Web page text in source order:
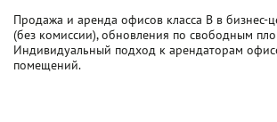
Продажа и аренда офисов класса B в бизнес-
(без комиссии), обновления по свободным
Индивидуальный подход к арендаторам
помещений.